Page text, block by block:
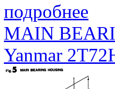
подробнее
MAIN
Yanmar